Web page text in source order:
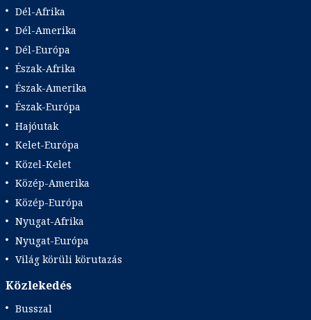
Dél-Afrika
Dél-Amerika
Dél-Európa
Észak-Afrika
Észak-Amerika
Észak-Európa
Hajóutak
Kelet-Európa
Közel-Kelet
Közép-Amerika
Közép-Európa
Nyugat-Afrika
Nyugat-Európa
Világ körüli körutazás
Közlekedés
Busszal